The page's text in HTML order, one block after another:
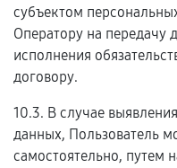
субъектом
Оператору на передачу
исполнения
договору.
10.3. В случае
данных, Пользователь
самостоятельно, путем